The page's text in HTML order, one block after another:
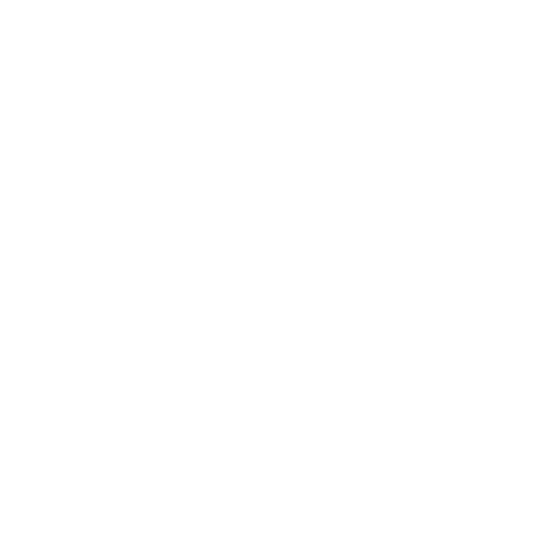
pro model plachetnice